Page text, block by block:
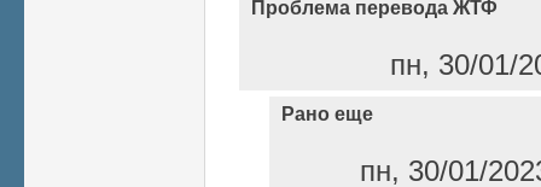
Проблема перевода ЖТФ
пн, 30/01/
Рано еще
пн, 30/01/